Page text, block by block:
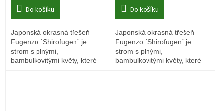
Do košíku
Japonská okrasná třešeň
Fugenzo ´Shirofugen´ je
strom s plnými,
bambulkovitými květy, které
Do košíku
Japonská okrasná třešeň
Fugenzo ´Shirofugen´ je
strom s plnými,
bambulkovitými květy, které